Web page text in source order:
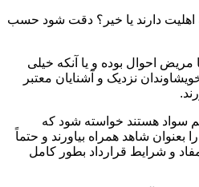
دارند یا خیر؟ دقت شود حسب
مریض احوال بوده و یا آنکه خیلی
نزدیک و آشنایان معتبر
سواد هستند خواسته شود که
بعنوان شاهد همراه بیاورند و حتماً
و شرایط قرارداد بطور کامل